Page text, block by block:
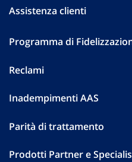
Assistenza clienti
Programma di
Reclami
Inadempimenti AAS
Parità di trattamento
Prodotti Partner e